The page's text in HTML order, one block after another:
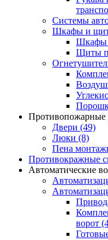
Системы
Шкафы и
Шкафы
Щиты
Противопожарные
Двери (49)
Люки (8)
Пена
Противокражные
Автоматические
ворот